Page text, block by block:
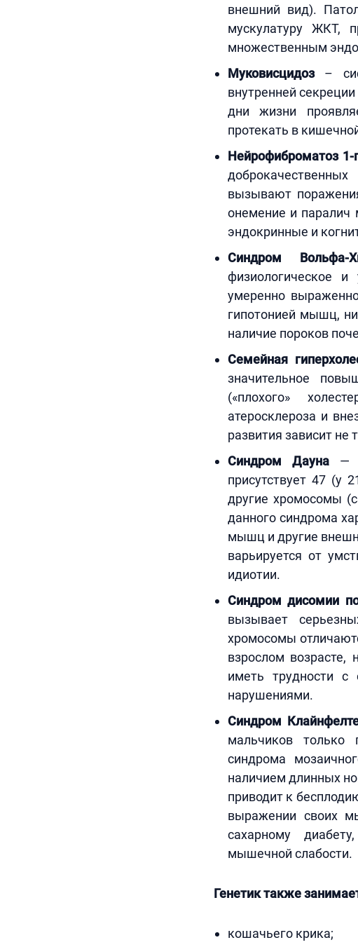
внешний вид).
мускулатуру ЖКТ,
множественным
Муковисцидоз–
внутренней
дни жизни
протекать в
Нейрофиброматоз 1-
вызывают
онемение и
эндокринные и
Синдром Вольфа-
физиологическое
умеренно
гипотонией мышц,
наличие пороков
Семейная
значительное
(«плохого»
атеросклероза и
развития зависит не
Синдром Дауна—
присутствует 47 (у
другие хромосомы
данного синдрома
мышц и другие
варьируется от
идиотии.
Синдром дисомии
вызывает
хромосомы
взрослом
иметь трудности с
нарушениями.
Синдром
мальчиков только
синдрома
наличием длинных
приводит к
выражении своих
сахарному
мышечной слабости.
Генетик также
кошачьего крика;